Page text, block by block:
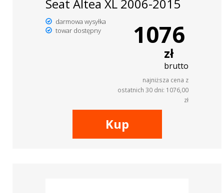
Seat Altea XL 2006-2015
darmowa wysyłka
towar dostępny
1076
zł
brutto
najniższa cena z
ostatnich 30 dni: 1076,00
zł
Kup